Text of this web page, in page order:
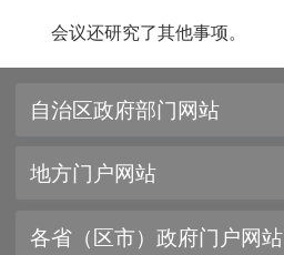
会议还研究了其他事项。
自治区政府部门网站
地方门户网站
各省（区市）政府门户网站